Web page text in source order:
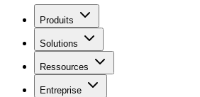
Produits
Solutions
Ressources
Entreprise